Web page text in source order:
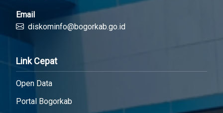
Email
diskominfo@bogorkab.go.id
Link Cepat
Open Data
Portal Bogorkab